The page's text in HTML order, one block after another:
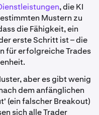
, die KI
Mustern zu
die Fähigkeit, ein
erste Schritt ist – die
für erfolgreiche Trades
aber es gibt wenig
dem anfänglichen
(ein falscher Breakout)
sich alle Trader